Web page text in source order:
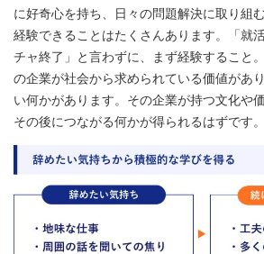
に好奇心を持ち、日々の問題解決に取り組
経験できることはたくさんあります。「就
チャ終了」と言わずに、まず経験すること
の企業が社会から求められている価値があ
い何かがあります。その企業が持つ文化や
その後につながる何かが得られるはずです。